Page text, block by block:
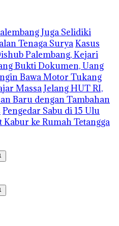
Juga Selidiki
Tenaga SuryaKasus
Palembang, Kejari
Bukti Dokumen, Uang
Bawa Motor Tukang
MassaJelang HUT RI,
Baru dengan Tambahan
Pengedar Sabu di 15 Ulu
Kabur ke Rumah Tetangga